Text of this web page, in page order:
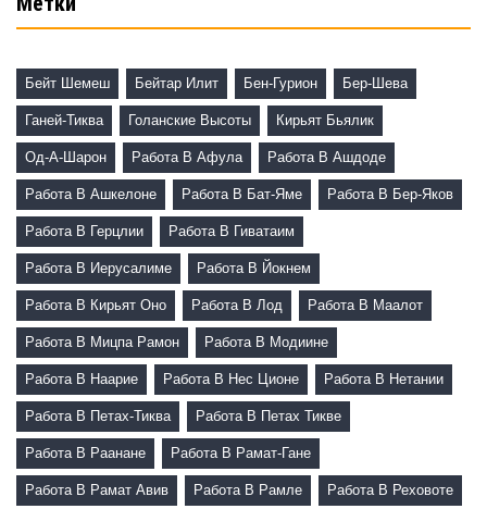
Бейт Шемеш Бейтар Илит Бен-Гурион Бер-Шева
Ганей-Тиква Голанские Высоты Кирьят Бьялик
Од-А-Шарон Работа В Афула Работа В Ашдоде
Работа В Ашкелоне Работа В Бат-Яме Работа В Бер-Яков
Работа В Герцлии Работа В Гиватаим
Работа В Иерусалиме Работа В Йокнем
Работа В Кирьят Оно Работа В Лод Работа В Маалот
Работа В Мицпа Рамон Работа В Модиине
Работа В Наарие Работа В Нес Ционе Работа В Нетании
Работа В Петах-Тиква Работа В Петах Тикве
Работа В Раанане Работа В Рамат-Гане
Работа В Рамат Авив Работа В Рамле Работа В Реховоте